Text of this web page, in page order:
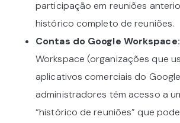
participação em reuniões
histórico completo de reuniões.
Contas do Google Workspace:
Workspace (organizações que
aplicativos comerciais do
administradores têm acesso a
“histórico de reuniões” que